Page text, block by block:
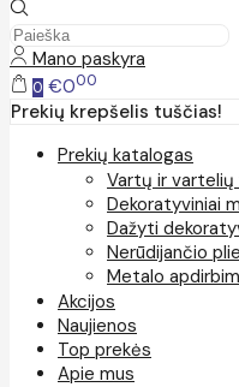
Mano paskyra
0 €000
Prekių krepšelis tuščias!
Prekių katalogas
Vartų ir vartelių
Dekoratyviniai
Dažyti
Nerūdijančio
Metalo
Akcijos
Naujienos
Top prekės
Apie mus